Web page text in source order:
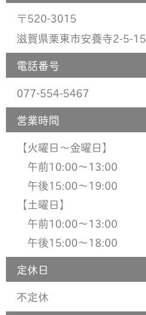
〒520-3015
滋賀県栗東市安養寺2-5-15
電話番号
077-554-5467
営業時間
【火曜日〜金曜日】
午前10:00〜13:00
午後15:00〜19:00
【土曜日】
午前10:00〜13:00
午後15:00〜18:00
定休日
不定休